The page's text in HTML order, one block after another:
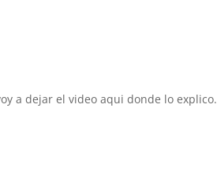
a dejar el video aqui donde lo explico.